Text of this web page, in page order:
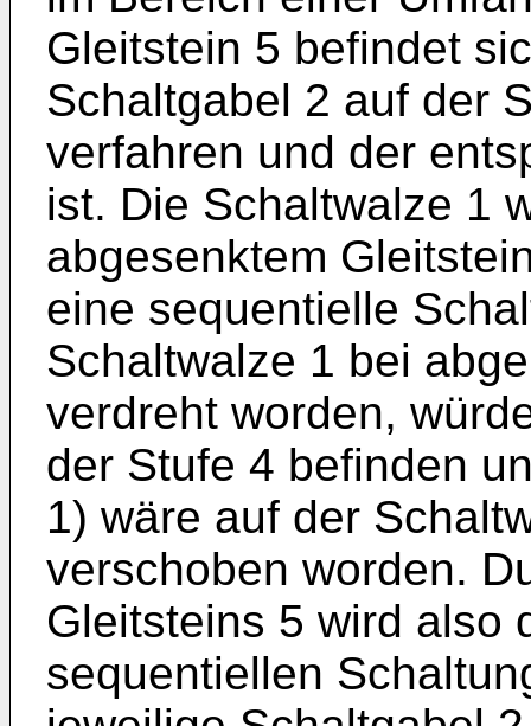
Gleitstein 5 befindet
Schaltgabel 2 auf der
verfahren und der
ist. Die Schaltwalze 1
abgesenktem
eine sequentielle
Schaltwalze 1 bei
verdreht worden,
der Stufe 4 befinden
1) wäre auf der
verschoben worden.
Gleitsteins 5 wird also
sequentiellen